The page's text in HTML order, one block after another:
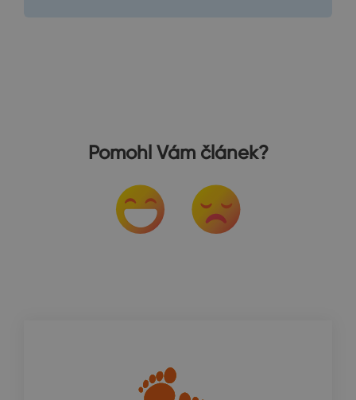
Pomohl Vám článek?